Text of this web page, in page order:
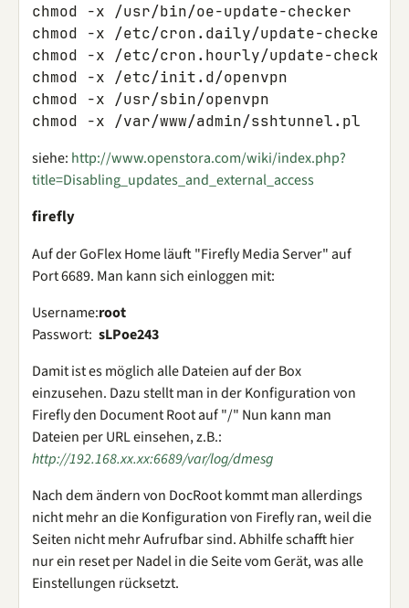
chmod -x /usr/bin/oe-update-checker
chmod -x /etc/cron.daily/update-checker
chmod -x /etc/cron.hourly/update-checker
chmod -x /etc/init.d/openvpn
chmod -x /usr/sbin/openvpn
siehe: http://www.openstora.com/wiki/index.php?
title=Disabling_updates_and_external_access
firefly
Auf der GoFlex Home läuft "Firefly Media Server" auf
Port 6689. Man kann sich einloggen mit:
Username:root
Passwort: sLPoe243
Damit ist es möglich alle Dateien auf der Box
einzusehen. Dazu stellt man in der Konfiguration von
Firefly den Document Root auf "/" Nun kann man
Dateien per URL einsehen, z.B.:
http://192.168.xx.xx:6689/var/log/dmesg
Nach dem ändern von DocRoot kommt man allerdings
nicht mehr an die Konfiguration von Firefly ran, weil die
Seiten nicht mehr Aufrufbar sind. Abhilfe schafft hier
nur ein reset per Nadel in die Seite vom Gerät, was alle
Einstellungen rücksetzt.